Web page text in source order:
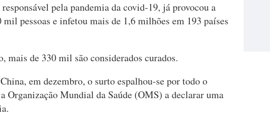
pela pandemia da covid-19, já provocou a
pessoas e infetou mais de 1,6 milhões em 193 países
mais de 330 mil são considerados curados.
em dezembro, o surto espalhou-se por todo o
Organização Mundial da Saúde (OMS) a declarar uma